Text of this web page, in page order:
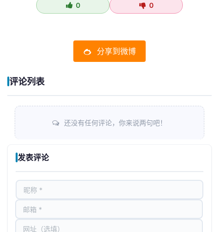
0 0
分享到微博
评论列表
还没有任何评论，你来说两句吧！
发表评论